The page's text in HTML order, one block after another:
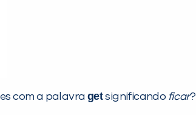
com a palavra getsignificando ficar?